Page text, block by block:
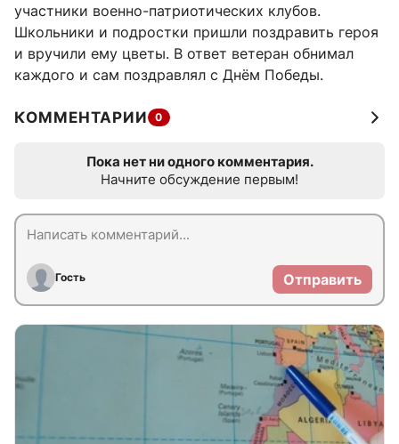
участники военно-патриотических клубов.
Школьники и подростки пришли поздравить героя
и вручили ему цветы. В ответ ветеран обнимал
каждого и сам поздравлял с Днём Победы.
КОММЕНТАРИИ 0
Пока нет ни одного комментария.
Начните обсуждение первым!
Гость Отправить